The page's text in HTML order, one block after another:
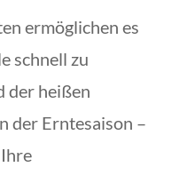
ermöglichen es
schnell zu
der heißen
der Erntesaison –